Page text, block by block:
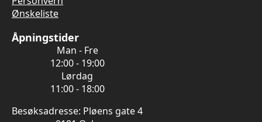
Ønskeliste
Åpningstider
Man - Fre
12:00 - 19:00
Lørdag
11:00 - 18:00
Besøksadresse: Pløens gate 4